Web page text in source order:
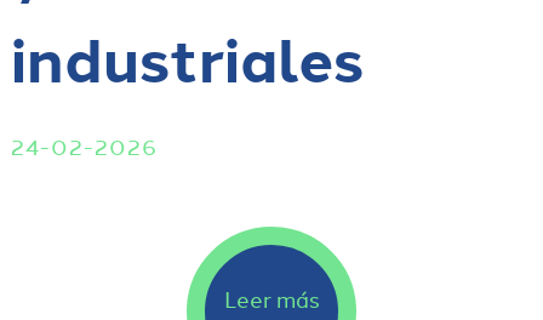
industriales
24-02-2026
Leer más